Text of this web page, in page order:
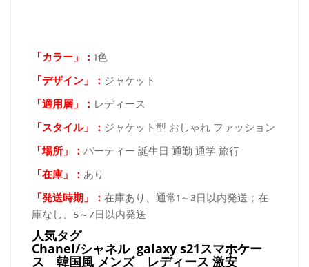
「カラー」： 1色
「デザイン」
： ジャケット
「適用層」： レディース
「スタイル」： ジャケット型 おしゃれ ファッション
「場所 」： パーティー 誕生日 通勤 通学 旅行
「在庫 」： あり
「発送時期 」： 在庫あり、通常1～3日以内発送；在
庫なし、5～7日以内発送
人気タグ
Chanel/シャネル galaxy s21スマホケー
ス 韓国風 メンズ レディース 激安